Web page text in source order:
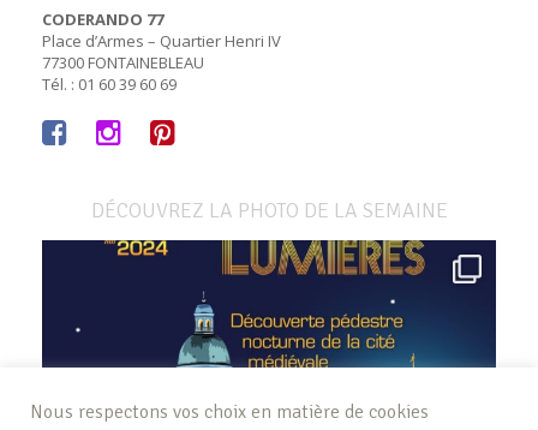
CODERANDO 77
Place d’Armes – Quartier Henri IV
77300 FONTAINEBLEAU
Tél. : 01 60 39 60 69
DÉCOUVREZ LA PHOTO DE LA SEMAINE
Nous respectons vos choix en matière de cookies